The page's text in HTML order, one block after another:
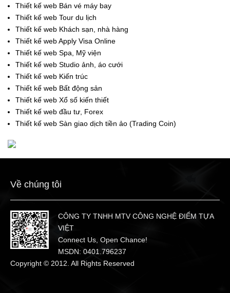
Thiết kế web Bán vé máy bay
Thiết kế web Tour du lịch
Thiết kế web Khách sạn, nhà hàng
Thiết kế web Apply Visa Online
Thiết kế web Spa, Mỹ viện
Thiết kế web Studio ảnh, áo cưới
Thiết kế web Kiến trúc
Thiết kế web Bất động sản
Thiết kế web Xổ số kiến thiết
Thiết kế web đầu tư, Forex
Thiết kế web Sàn giao dịch tiền ảo (Trading Coin)
Về chúng tôi
CÔNG TY TNHH MTV CÔNG NGHỆ ĐIỂM TỰA
VIỆT
Connect Us, Open Chance!
MSDN: 0401.796237
Copyright © 2012. All Rights Reserved